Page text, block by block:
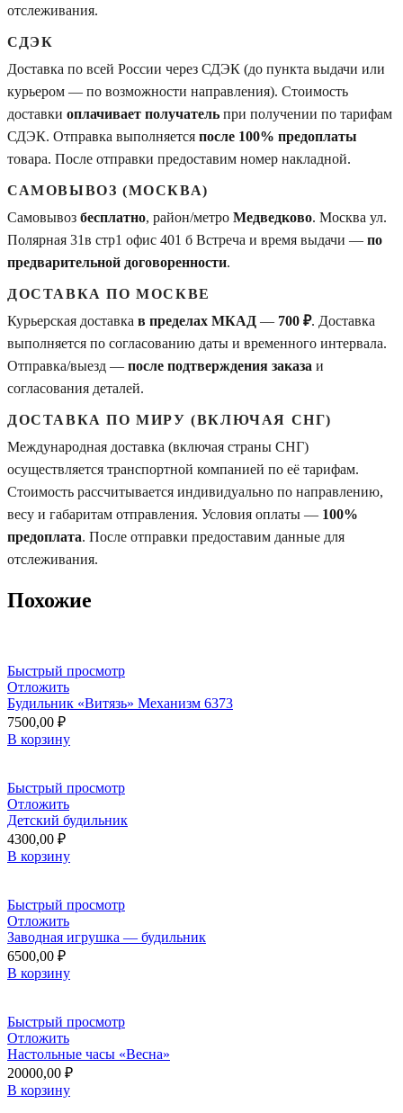
отслеживания.
СДЭК
Доставка по всей России через СДЭК (до пункта выдачи или
курьером — по возможности направления). Стоимость
доставки оплачивает получатель при получении по тарифам
СДЭК. Отправка выполняется после 100% предоплаты
товара. После отправки предоставим номер накладной.
САМОВЫВОЗ (МОСКВА)
Самовывоз бесплатно, район/метро Медведково. Москва ул.
Полярная 31в стр1 офис 401 б Встреча и время выдачи — по
предварительной договоренности.
ДОСТАВКА ПО МОСКВЕ
Курьерская доставка в пределах МКАД — 700 ₽. Доставка
выполняется по согласованию даты и временного интервала.
Отправка/выезд — после подтверждения заказа и
согласования деталей.
ДОСТАВКА ПО МИРУ (ВКЛЮЧАЯ СНГ)
Международная доставка (включая страны СНГ)
осуществляется транспортной компанией по её тарифам.
Стоимость рассчитывается индивидуально по направлению,
весу и габаритам отправления. Условия оплаты — 100%
предоплата. После отправки предоставим данные для
отслеживания.
Похожие
Быстрый просмотр
Отложить
Будильник «Витязь» Механизм 6373
7500,00 ₽
В корзину
Быстрый просмотр
Отложить
Детский будильник
4300,00 ₽
В корзину
Быстрый просмотр
Отложить
Заводная игрушка — будильник
6500,00 ₽
В корзину
Быстрый просмотр
Отложить
Настольные часы «Весна»
20000,00 ₽
В корзину